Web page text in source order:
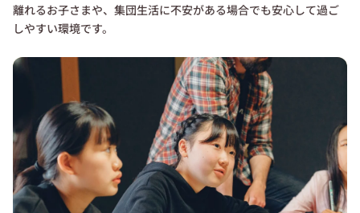
離れるお子さまや、集団生活に不安がある場合でも安心して過ご
しやすい環境です。